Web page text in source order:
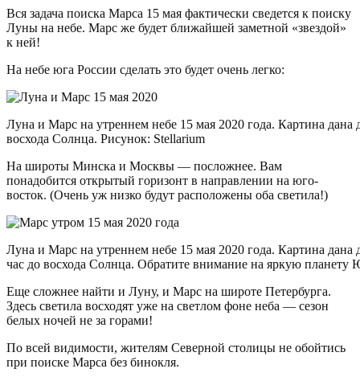
Вся задача поиска Марса 15 мая фактически сведется к поиску
Луны на небе. Марс же будет ближайшей заметной «звездой»
к ней!
На небе юга России сделать это будет очень легко:
Луна и Марс на утреннем небе 15 мая 2020 года. Картина
восхода Солнца. Рисунок: Stellarium
На широты Минска и Москвы — посложнее. Вам
понадобится открытый горизонт в направлении на юго-
восток. (Очень уж низко будут расположены оба светила!)
Луна и Марс на утреннем небе 15 мая 2020 года. Картина
час до восхода Солнца. Обратите внимание на яркую
Еще сложнее найти и Луну, и Марс на широте Петербурга.
Здесь светила восходят уже на светлом фоне неба — сезон
белых ночей не за горами!
По всей видимости, жителям Северной столицы не обойтись
при поиске Марса без бинокля.